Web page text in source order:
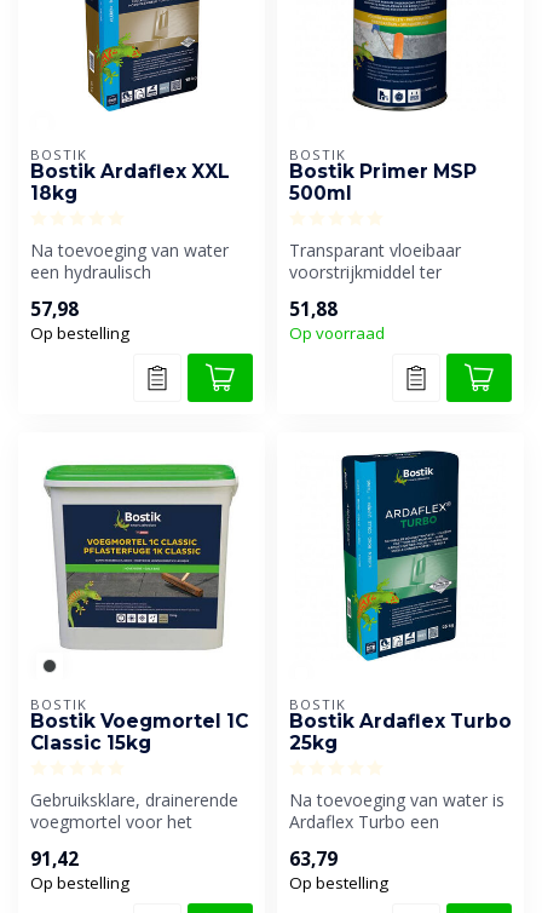
BOSTIK
Bostik Ardaflex XXL
18kg
Na toevoeging van water
een hydraulisch
dunbedmortel...
57,98
Op bestelling
BOSTIK
Bostik Primer MSP
500ml
Transparant vloeibaar
voorstrijkmiddel ter
op poreuz...
51,88
Op voorraad
BOSTIK
Bostik Voegmortel 1C
Classic 15kg
Gebruiksklare, drainerende
voegmortel voor het
van dive...
91,42
Op bestelling
BOSTIK
Bostik Ardaflex Turbo
25kg
Na toevoeging van water is
Ardaflex Turbo een
uithar...
63,79
Op bestelling